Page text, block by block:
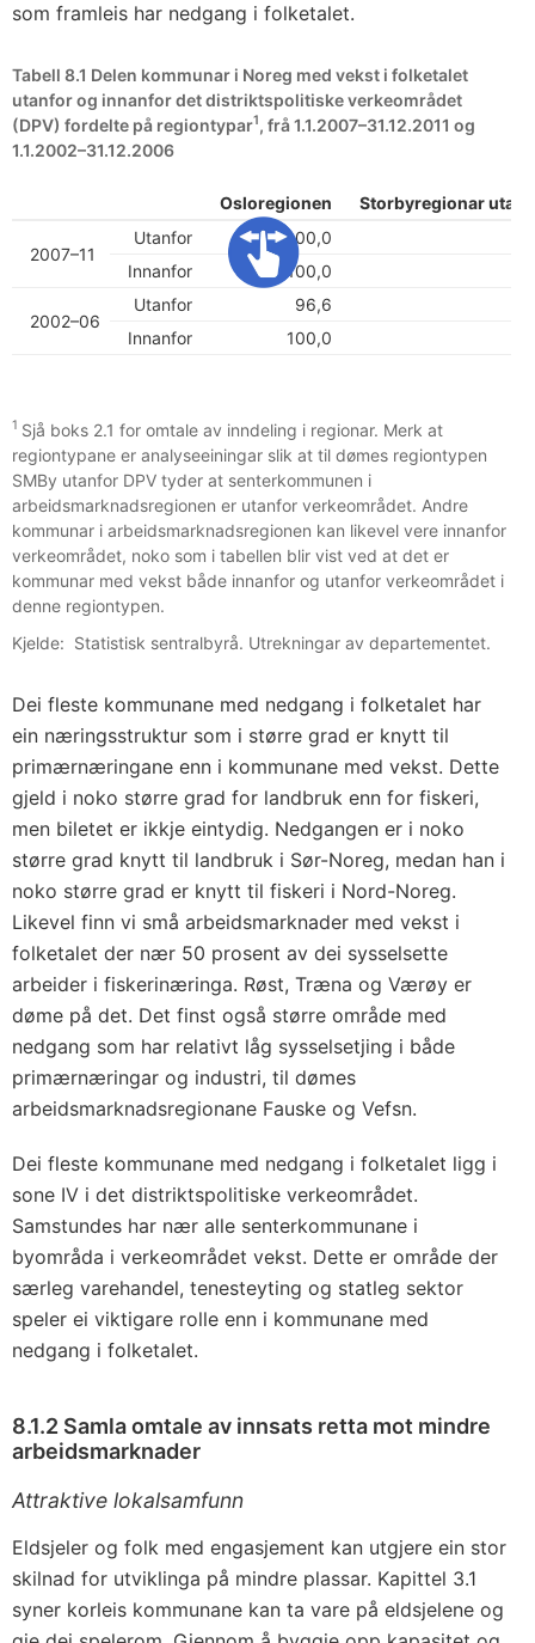
som framleis har nedgang i folketalet.
Tabell 8.1 Delen kommunar i Noreg med vekst i folketalet
utanfor og innanfor det distriktspolitiske verkeområdet
(DPV) fordelte på regiontypar1, frå 1.1.2007–31.12.2011 og
1.1.2002–31.12.2006
Osloregionen Storbyregionar
2007–11
Utanfor
100,0
Innanfor
100,0
2002–06
Utanfor
96,6
Innanfor
100,0
1 Sjå boks 2.1 for omtale av inndeling i regionar. Merk at
regiontypane er analyseeiningar slik at til dømes regiontypen
SMBy utanfor DPV tyder at senterkommunen i
arbeidsmarknadsregionen er utanfor verkeområdet. Andre
kommunar i arbeidsmarknadsregionen kan likevel vere innanfor
verkeområdet, noko som i tabellen blir vist ved at det er
kommunar med vekst både innanfor og utanfor verkeområdet i
denne regiontypen.
Kjelde: Statistisk sentralbyrå. Utrekningar av departementet.
Dei fleste kommunane med nedgang i folketalet har
ein næringsstruktur som i større grad er knytt til
primærnæringane enn i kommunane med vekst. Dette
gjeld i noko større grad for landbruk enn for fiskeri,
men biletet er ikkje eintydig. Nedgangen er i noko
større grad knytt til landbruk i Sør-Noreg, medan han i
noko større grad er knytt til fiskeri i Nord-Noreg.
Likevel finn vi små arbeidsmarknader med vekst i
folketalet der nær 50 prosent av dei sysselsette
arbeider i fiskerinæringa. Røst, Træna og Værøy er
døme på det. Det finst også større område med
nedgang som har relativt låg sysselsetjing i både
primærnæringar og industri, til dømes
arbeidsmarknadsregionane Fauske og Vefsn.
Dei fleste kommunane med nedgang i folketalet ligg i
sone IV i det distriktspolitiske verkeområdet.
Samstundes har nær alle senterkommunane i
byområda i verkeområdet vekst. Dette er område der
særleg varehandel, tenesteyting og statleg sektor
speler ei viktigare rolle enn i kommunane med
nedgang i folketalet.
8.1.2 Samla omtale av innsats retta mot mindre
arbeidsmarknader
Attraktive lokalsamfunn
Eldsjeler og folk med engasjement kan utgjere ein stor
skilnad for utviklinga på mindre plassar. Kapittel 3.1
syner korleis kommunane kan ta vare på eldsjelene og